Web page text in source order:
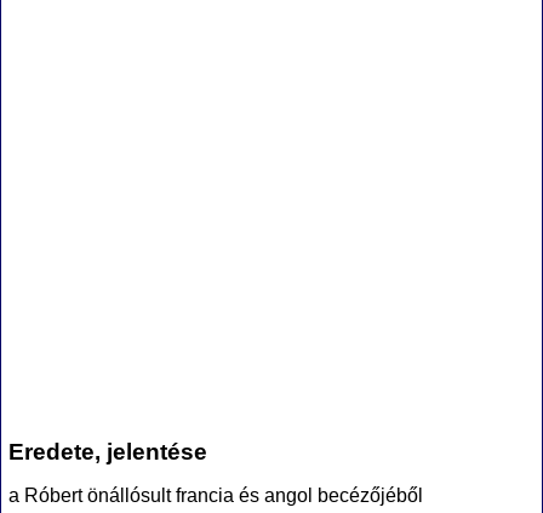
Eredete, jelentése
a Róbert önállósult francia és angol becézőjéből